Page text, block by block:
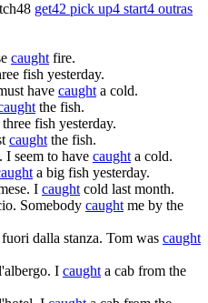
48 get42 pick up4 start4 outras
caughtfire.
fish yesterday.
have caughta cold.
the fish.
three fish yesterday.
caughtthe fish.
I seem to have caughta cold.
a big fish yesterday.
I caughtcold last month.
Somebody caughtme by the
dalla stanza. Tom was caught
I caughta cab from the